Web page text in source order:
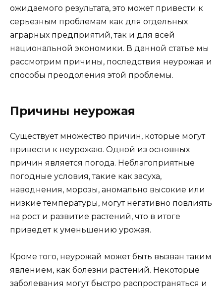
ожидаемого результата, это может привести к
серьезным проблемам как для отдельных
аграрных предприятий, так и для всей
национальной экономики. В данной статье мы
рассмотрим причины, последствия неурожая и
способы преодоления этой проблемы.
Причины неурожая
Существует множество причин, которые могут
привести к неурожаю. Одной из основных
причин является погода. Неблагоприятные
погодные условия, такие как засуха,
наводнения, морозы, аномально высокие или
низкие температуры, могут негативно повлиять
на рост и развитие растений, что в итоге
приведет к уменьшению урожая.
Кроме того, неурожай может быть вызван таким
явлением, как болезни растений. Некоторые
заболевания могут быстро распространяться и